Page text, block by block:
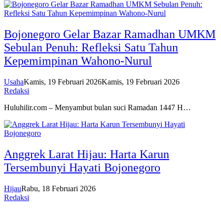
Bojonegoro Gelar Bazar Ramadhan UMKM
Sebulan Penuh: Refleksi Satu Tahun
Kepemimpinan Wahono-Nurul
UsahaKamis, 19 Februari 2026Kamis, 19 Februari 2026
Redaksi
Huluhilir.com – Menyambut bulan suci Ramadan 1447 H…
Anggrek Larat Hijau: Harta Karun
Tersembunyi Hayati Bojonegoro
HijauRabu, 18 Februari 2026
Redaksi